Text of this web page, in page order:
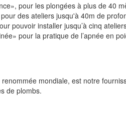
pour les plongées à plus de 40
des ateliers jusqu'à 40m de
pouvoir installer jusqu’à cinq
pour la pratique de l’apnée en
mondiale, est notre
de plombs.